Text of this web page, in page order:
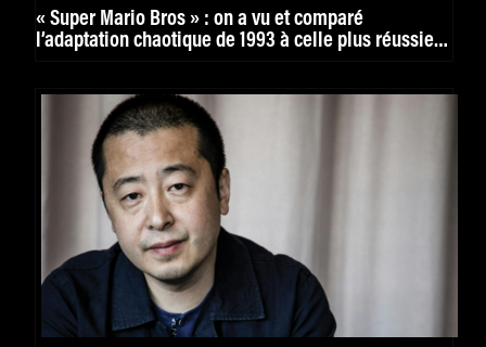
« Super Mario Bros » : on a vu et comparé
l’adaptation chaotique de 1993 à celle plus réussie